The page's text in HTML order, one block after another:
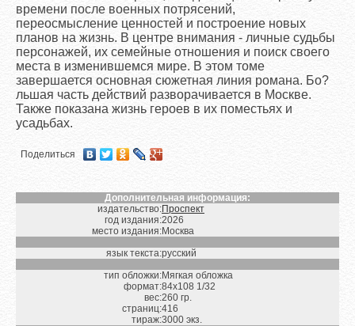
времени после военных потрясений,
переосмысление ценностей и построение новых
планов на жизнь. В центре внимания - личные судьбы
персонажей, их семейные отношения и поиск своего
места в изменившемся мире. В этом томе
завершается основная сюжетная линия романа. Бо?
льшая часть действий разворачивается в Москве.
Также показана жизнь героев в их поместьях и
усадьбах.
Поделиться
Дополнительная информация:
издательство:Проспект
год издания:2026
место издания:Москва
язык текста:русский
тип обложки:Мягкая обложка
формат:84х108 1/32
вес:260 гр.
страниц:416
тираж:3000 экз.